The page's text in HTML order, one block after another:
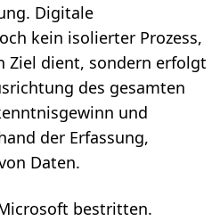
Digitale
kein isolierter Prozess,
Ziel dient, sondern erfolgt
des gesamten
und
der Erfassung,
Daten.
bestritten.